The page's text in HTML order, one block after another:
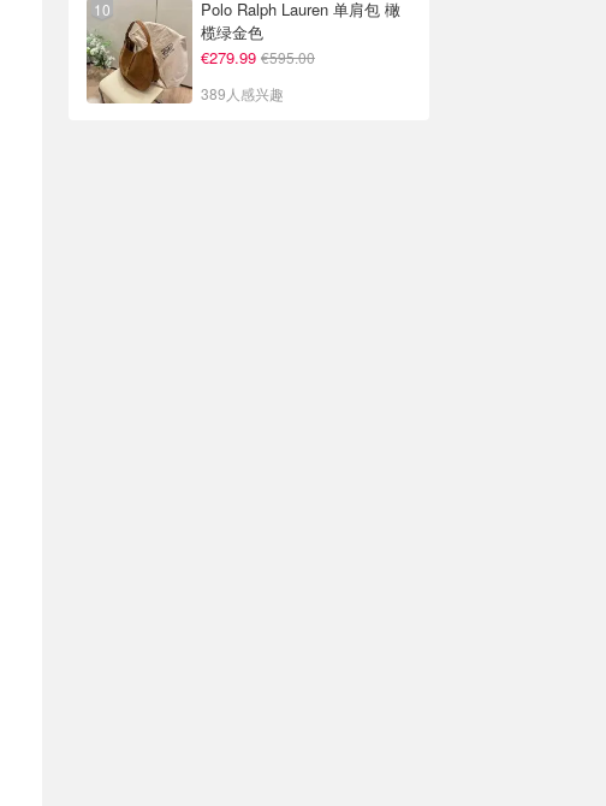
Polo Ralph Lauren 单肩包 橄
榄绿金色
€279.99 €595.00
389人感兴趣